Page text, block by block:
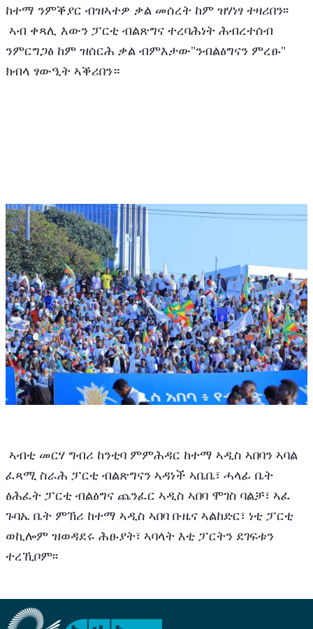
ከተማ ንምቕያር ብዝኣተዎ ቃል መሰረት ከም ዝሃነፃ ተዛሪበን፡፡
ንምርግጋፅ ከም ዝሰርሕ ቃል ብምእታው"ንብልፅግናን ምረፁ"
ክብላ ፃውዒት ኣቕሪበን።
ፈጻሚ ስራሕ ፓርቲ ብልጽግናን ኣዳነች ኣቤቤ፣ ሓላፊ ቤት
ፅሕፈት ፓርቲ ብልፅግና ጨንፈር ኣዲስ ኣበባ ሞገስ ባልቻ፣ ኣፈ
ጉባኤ ቤት ምኽሪ ከተማ ኣዲስ ኣበባ ቡዜና ኣልከድር፣ ነቲ ፓርቲ
ወኪሎም ዝወዳደሩ ሕፁያት፣ ኣባላት እቲ ፓርትን ደገፍቱን
ተረኺቦም፡፡